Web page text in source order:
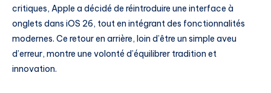
critiques, Apple a décidé de réintroduire une interface à
onglets dans iOS 26, tout en intégrant des fonctionnalités
modernes. Ce retour en arrière, loin d’être un simple aveu
d’erreur, montre une volonté d’équilibrer tradition et
innovation.